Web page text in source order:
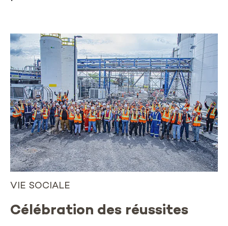
VIE SOCIALE
Célébration des réussites